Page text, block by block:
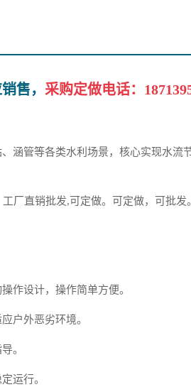
售， 采购定做电话：
涵管等各类水利场景，核心实现水流
厂直销批发,可定做。可定做，可批发。
作设计，操作简单方便。
户外恶劣环境。
。
运行。